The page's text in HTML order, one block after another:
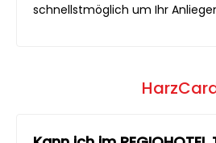
schnellstmöglich um Ihr